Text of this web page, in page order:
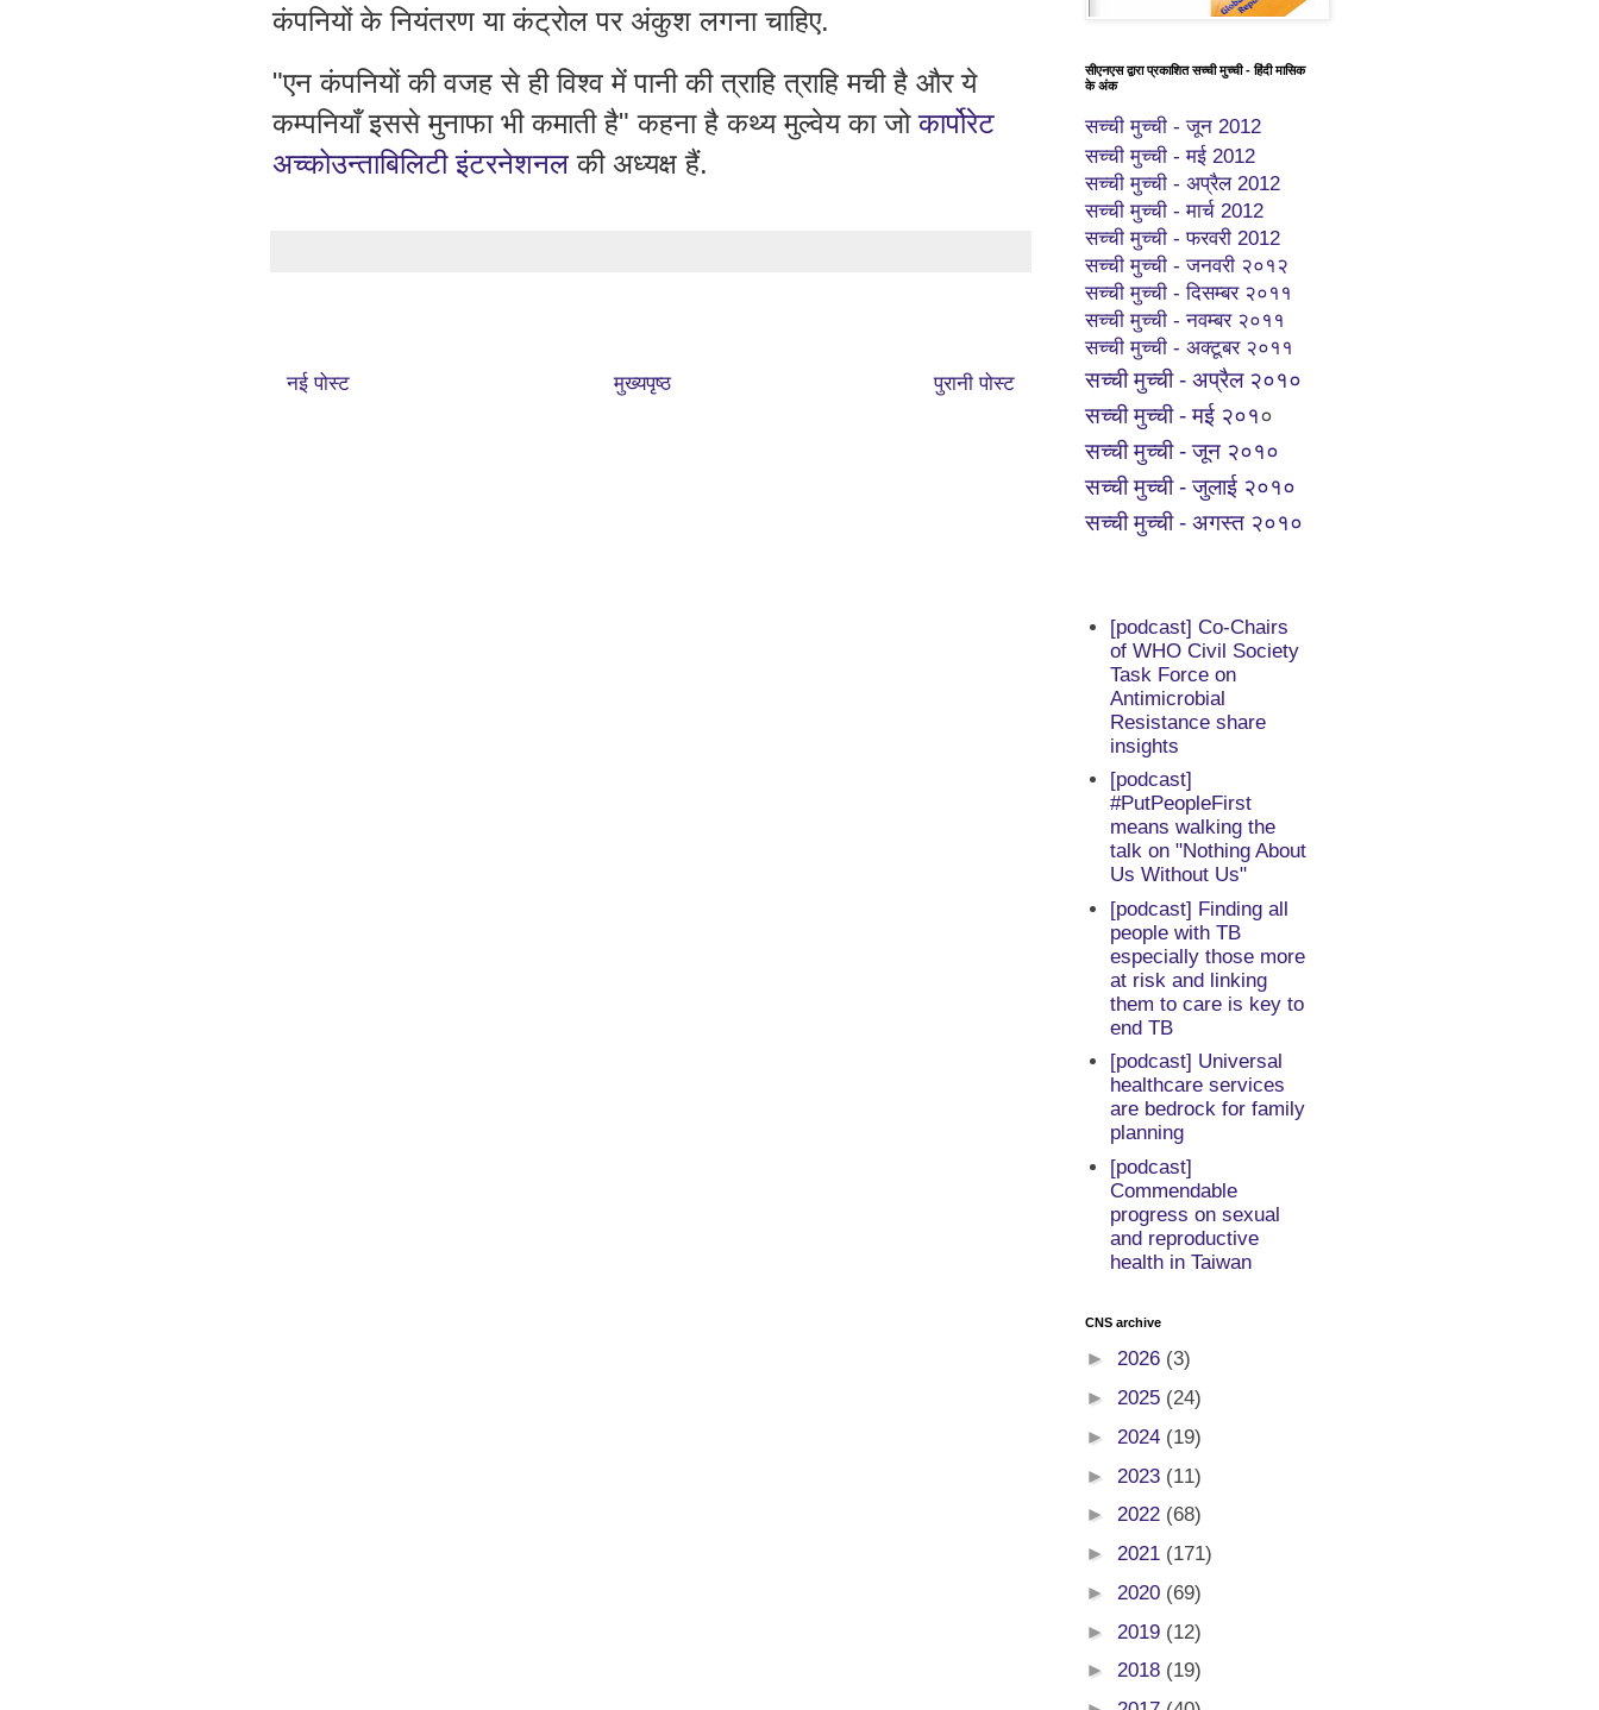
कंपनियों के नियंतरण या कंट्रोल पर अंकुश लगना चाहिए.
"एन कंपनियों की वजह से ही विश्व में पानी की त्राहि त्राहि मची है और ये
कम्पनियाँ इससे मुनाफा भी कमाती है" कहना है कथ्य मुल्वेय का जोकार्पोरेट
अच्कोउन्ताबिलिटी इंटरनेशनलकी अध्यक्ष हैं.
नई पोस्ट पुरानी पोस्ट
मुख्यपृष्ठ
सीएनएस द्वारा प्रकाशित सच्ची मुच्ची - हिंदी मासिक
के अंक
सच्ची मुच्ची - जून 2012
सच्ची मुच्ची - मई 2012
सच्ची मुच्ची - अप्रैल 2012
सच्ची मुच्ची - मार्च 2012
सच्ची मुच्ची - फरवरी 2012
सच्ची मुच्ची - जनवरी २०१२
सच्ची मुच्ची - दिसम्बर २०११
सच्ची मुच्ची - नवम्बर २०११
सच्ची मुच्ची - अक्टूबर २०११
सच्ची मुच्ची - अप्रैल २०१०
सच्ची मुच्ची - मई २०१०
सच्ची मुच्ची - जून २०१०
सच्ची मुच्ची - जुलाई २०१०
सच्ची मुच्ची - अगस्त २०१०
[podcast] Co-Chairs
of WHO Civil Society
Task Force on
Antimicrobial
Resistance share
insights
[podcast]
#PutPeopleFirst
means walking the
talk on "Nothing About
Us Without Us"
[podcast] Finding all
people with TB
especially those more
at risk and linking
them to care is key to
end TB
[podcast] Universal
healthcare services
are bedrock for family
planning
[podcast]
Commendable
progress on sexual
and reproductive
health in Taiwan
CNS archive
► 2026 (3)
► 2025 (24)
► 2024 (19)
► 2023 (11)
► 2022 (68)
► 2021 (171)
► 2020 (69)
► 2019 (12)
► 2018 (19)